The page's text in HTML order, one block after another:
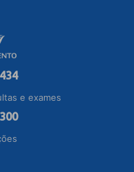
e exames